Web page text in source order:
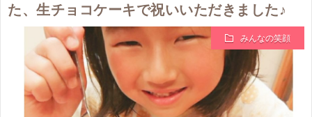
た、生チョコケーキで祝いいただきました♪
みんなの笑顔